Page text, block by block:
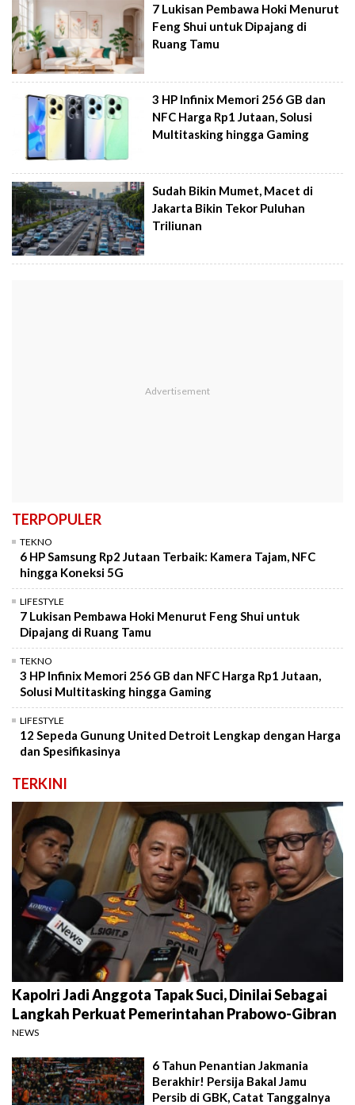
7 Lukisan Pembawa Hoki Menurut
Feng Shui untuk Dipajang di
Ruang Tamu
3 HP Infinix Memori 256 GB dan
NFC Harga Rp1 Jutaan, Solusi
Multitasking hingga Gaming
Sudah Bikin Mumet, Macet di
Jakarta Bikin Tekor Puluhan
Triliunan
TERPOPULER
TEKNO
6 HP Samsung Rp2 Jutaan Terbaik: Kamera Tajam, NFC
hingga Koneksi 5G
LIFESTYLE
7 Lukisan Pembawa Hoki Menurut Feng Shui untuk
Dipajang di Ruang Tamu
TEKNO
3 HP Infinix Memori 256 GB dan NFC Harga Rp1 Jutaan,
Solusi Multitasking hingga Gaming
LIFESTYLE
12 Sepeda Gunung United Detroit Lengkap dengan Harga
dan Spesifikasinya
TERKINI
Kapolri Jadi Anggota Tapak Suci, Dinilai Sebagai
Langkah Perkuat Pemerintahan Prabowo-Gibran
NEWS
6 Tahun Penantian Jakmania
Berakhir! Persija Bakal Jamu
Persib di GBK, Catat Tanggalnya